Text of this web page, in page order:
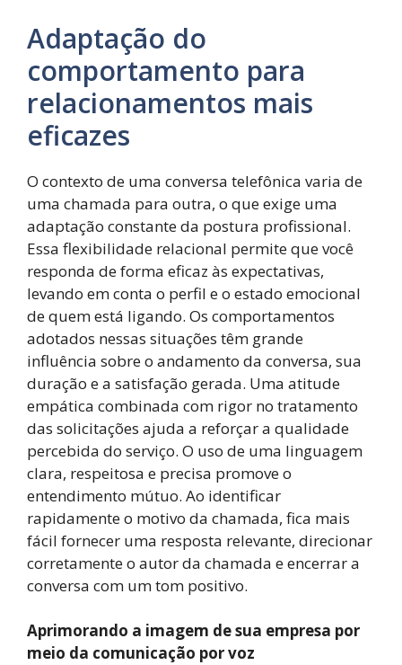
Adaptação do
comportamento para
relacionamentos mais
eficazes
O contexto de uma conversa telefônica varia de
uma chamada para outra, o que exige uma
adaptação constante da postura profissional.
Essa flexibilidade relacional permite que você
responda de forma eficaz às expectativas,
levando em conta o perfil e o estado emocional
de quem está ligando. Os comportamentos
adotados nessas situações têm grande
influência sobre o andamento da conversa, sua
duração e a satisfação gerada. Uma atitude
empática combinada com rigor no tratamento
das solicitações ajuda a reforçar a qualidade
percebida do serviço. O uso de uma linguagem
clara, respeitosa e precisa promove o
entendimento mútuo. Ao identificar
rapidamente o motivo da chamada, fica mais
fácil fornecer uma resposta relevante, direcionar
corretamente o autor da chamada e encerrar a
conversa com um tom positivo.
Aprimorando a imagem de sua empresa por
meio da comunicação por voz